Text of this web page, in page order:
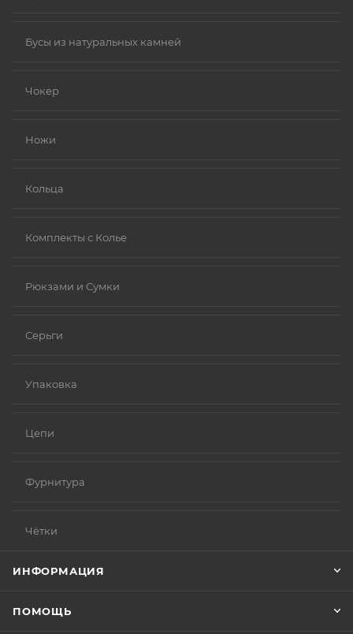
Бусы из натуральных камней
Чокер
Ножи
Кольца
Комплекты с Колье
Рюкзами и Сумки
Серьги
Упаковка
Цепи
Фурнитура
Чётки
ИНФОРМАЦИЯ
ПОМОЩЬ